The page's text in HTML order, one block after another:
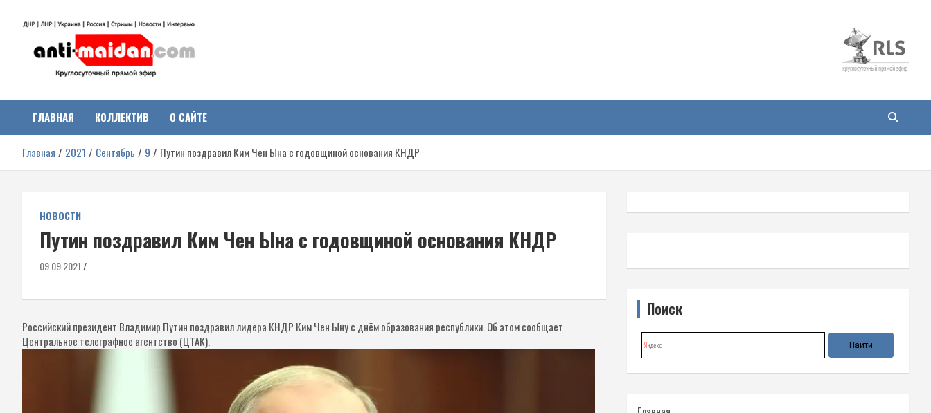
Антимайдан:
Гражданская война на
Украине
о гражданской войне на Украине, включая события в Новороссии,
ДНР, ЛНР и других регионах.
ГЛАВНАЯ КОЛЛЕКТИВ О САЙТЕ
Главная 2021 Сентябрь 9 Путин поздравил Ким Чен Ына с годовщиной основания КНДР
НОВОСТИ
Путин поздравил Ким Чен Ына с годовщиной основания КНДР
09.09.2021
Российский президент Владимир Путин поздравил лидера КНДР Ким Чен Ыну с днём образования республики. Об этом сообщает
Центральное телеграфное агентство (ЦТАК).
Поиск